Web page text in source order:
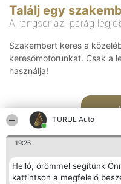
TURUL Auto
19:26
Helló, örömmel segítünk
kattintson a megfelelő
Találj egy
A rangsor az iparág
Szakembert keres a
keresőmotorunkat. Csak a
használja!